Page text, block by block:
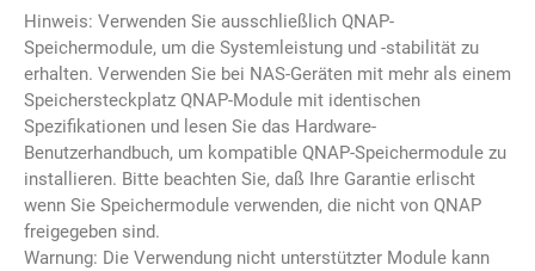
Hinweis: Verwenden Sie ausschließlich QNAP-
Speichermodule, um die Systemleistung und -stabilität zu
erhalten. Verwenden Sie bei NAS-Geräten mit mehr als einem
Speichersteckplatz QNAP-Module mit identischen
Spezifikationen und lesen Sie das Hardware-
Benutzerhandbuch, um kompatible QNAP-Speichermodule zu
installieren. Bitte beachten Sie, daß Ihre Garantie erlischt
wenn Sie Speichermodule verwenden, die nicht von QNAP
freigegeben sind.
Warnung: Die Verwendung nicht unterstützter Module kann